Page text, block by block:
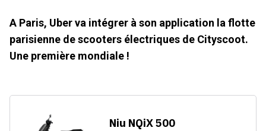
A Paris, Uber va intégrer à son application la flotte
parisienne de scooters électriques de Cityscoot.
Une première mondiale !